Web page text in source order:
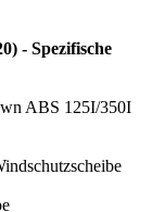
- Spezifische
ABS 125I/350I